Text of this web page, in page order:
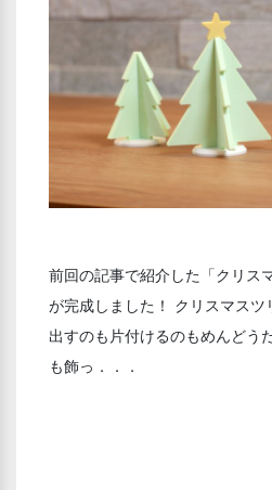
前回の記事で紹介した「クリス
が完成しました！ クリスマスツ
出すのも片付けるのもめんどう
も飾っ．．．